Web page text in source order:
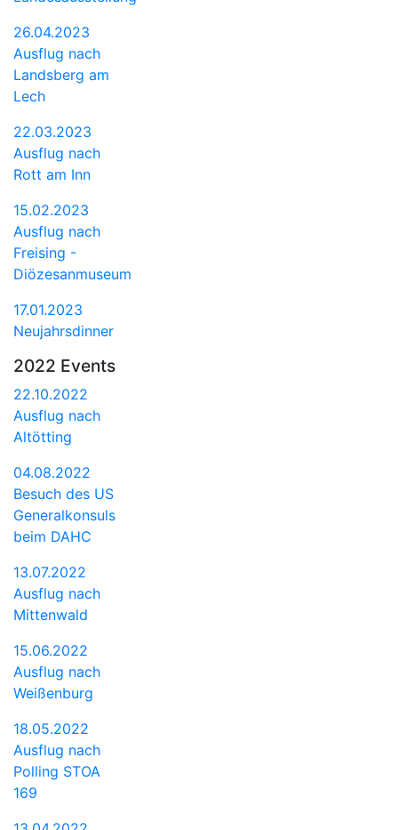
26.04.2023
Ausflug nach
Landsberg am
Lech
22.03.2023
Ausflug nach
Rott am Inn
15.02.2023
Ausflug nach
Freising -
Diözesanmuseum
17.01.2023
Neujahrsdinner
2022 Events
22.10.2022
Ausflug nach
Altötting
04.08.2022
Besuch des US
Generalkonsuls
beim DAHC
13.07.2022
Ausflug nach
Mittenwald
15.06.2022
Ausflug nach
Weißenburg
18.05.2022
Ausflug nach
Polling STOA
169